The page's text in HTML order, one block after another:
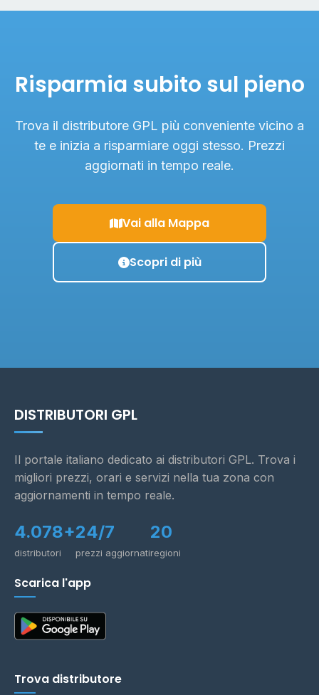
Risparmia subito sul pieno
Trova il distributore GPL più conveniente vicino a
te e inizia a risparmiare oggi stesso. Prezzi
aggiornati in tempo reale.
Vai alla Mappa
Scopri di più
DISTRIBUTORI GPL
Il portale italiano dedicato ai distributori GPL. Trova i
migliori prezzi, orari e servizi nella tua zona con
aggiornamenti in tempo reale.
4.078+
distributori
24/7
prezzi aggiornati
20
regioni
Scarica l'app
Trova distributore